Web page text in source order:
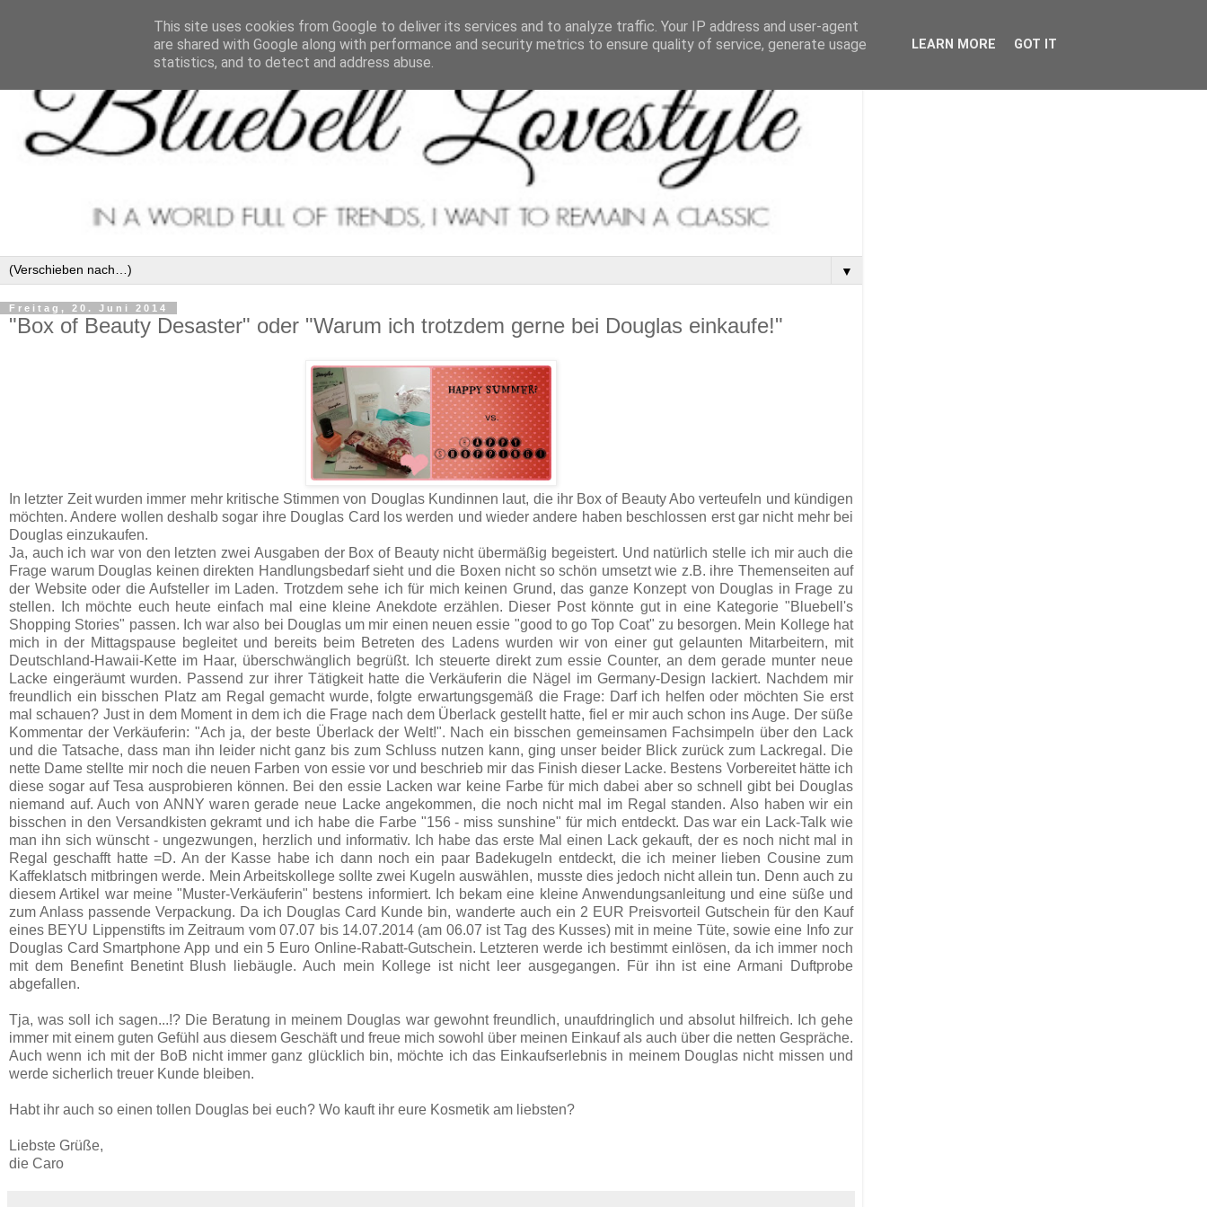
▼
Freitag, 20. Juni 2014
"Box of Beauty Desaster" oder "Warum ich trotzdem gerne bei Douglas einkaufe!"
In letzter Zeit wurden immer mehr kritische Stimmen von Douglas Kundinnen laut, die ihr Box of Beauty Abo verteufeln und kündigen
möchten. Andere wollen deshalb sogar ihre Douglas Card los werden und wieder andere haben beschlossen erst gar nicht mehr bei
Douglas einzukaufen.
Ja, auch ich war von den letzten zwei Ausgaben der Box of Beauty nicht übermäßig begeistert. Und natürlich stelle ich mir auch die
Frage warum Douglas keinen direkten Handlungsbedarf sieht und die Boxen nicht so schön umsetzt wie z.B. ihre Themenseiten auf
der Website oder die Aufsteller im Laden. Trotzdem sehe ich für mich keinen Grund, das ganze Konzept von Douglas in Frage zu
stellen. Ich möchte euch heute einfach mal eine kleine Anekdote erzählen. Dieser Post könnte gut in eine Kategorie "Bluebell's
Shopping Stories" passen. Ich war also bei Douglas um mir einen neuen essie "good to go Top Coat" zu besorgen. Mein Kollege hat
mich in der Mittagspause begleitet und bereits beim Betreten des Ladens wurden wir von einer gut gelaunten Mitarbeitern, mit
Deutschland-Hawaii-Kette im Haar, überschwänglich begrüßt. Ich steuerte direkt zum essie Counter, an dem gerade munter neue
Lacke eingeräumt wurden. Passend zur ihrer Tätigkeit hatte die Verkäuferin die Nägel im Germany-Design lackiert. Nachdem mir
freundlich ein bisschen Platz am Regal gemacht wurde, folgte erwartungsgemäß die Frage: Darf ich helfen oder möchten Sie erst
mal schauen? Just in dem Moment in dem ich die Frage nach dem Überlack gestellt hatte, fiel er mir auch schon ins Auge. Der süße
Kommentar der Verkäuferin: "Ach ja, der beste Überlack der Welt!". Nach ein bisschen gemeinsamen Fachsimpeln über den Lack
und die Tatsache, dass man ihn leider nicht ganz bis zum Schluss nutzen kann, ging unser beider Blick zurück zum Lackregal. Die
nette Dame stellte mir noch die neuen Farben von essie vor und beschrieb mir das Finish dieser Lacke. Bestens Vorbereitet hätte ich
diese sogar auf Tesa ausprobieren können. Bei den essie Lacken war keine Farbe für mich dabei aber so schnell gibt bei Douglas
niemand auf. Auch von ANNY waren gerade neue Lacke angekommen, die noch nicht mal im Regal standen. Also haben wir ein
bisschen in den Versandkisten gekramt und ich habe die Farbe "156 - miss sunshine" für mich entdeckt. Das war ein Lack-Talk wie
man ihn sich wünscht - ungezwungen, herzlich und informativ. Ich habe das erste Mal einen Lack gekauft, der es noch nicht mal in
Regal geschafft hatte =D. An der Kasse habe ich dann noch ein paar Badekugeln entdeckt, die ich meiner lieben Cousine zum
Kaffeklatsch mitbringen werde. Mein Arbeitskollege sollte zwei Kugeln auswählen, musste dies jedoch nicht allein tun. Denn auch zu
diesem Artikel war meine "Muster-Verkäuferin" bestens informiert. Ich bekam eine kleine Anwendungsanleitung und eine süße und
zum Anlass passende Verpackung. Da ich Douglas Card Kunde bin, wanderte auch ein 2 EUR Preisvorteil Gutschein für den Kauf
eines BEYU Lippenstifts im Zeitraum vom 07.07 bis 14.07.2014 (am 06.07 ist Tag des Kusses) mit in meine Tüte, sowie eine Info zur
Douglas Card Smartphone App und ein 5 Euro Online-Rabatt-Gutschein. Letzteren werde ich bestimmt einlösen, da ich immer noch
mit dem Benefint Benetint Blush liebäugle. Auch mein Kollege ist nicht leer ausgegangen. Für ihn ist eine Armani Duftprobe
abgefallen.
Tja, was soll ich sagen...!? Die Beratung in meinem Douglas war gewohnt freundlich, unaufdringlich und absolut hilfreich. Ich gehe
immer mit einem guten Gefühl aus diesem Geschäft und freue mich sowohl über meinen Einkauf als auch über die netten Gespräche.
Auch wenn ich mit der BoB nicht immer ganz glücklich bin, möchte ich das Einkaufserlebnis in meinem Douglas nicht missen und
werde sicherlich treuer Kunde bleiben.
Habt ihr auch so einen tollen Douglas bei euch? Wo kauft ihr eure Kosmetik am liebsten?
Liebste Grüße,
die Caro
This site uses cookies from Google to deliver its services and to analyze traffic. Your IP address and user-agent
are shared with Google along with performance and security metrics to ensure quality of service, generate usage
statistics, and to detect and address abuse.
LEARN MORE GOT IT